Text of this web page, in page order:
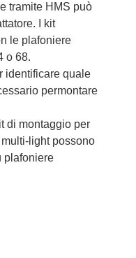
tramite HMS può
I kit
le plafoniere
o 68.
identificare quale
permontare
di montaggio per
light possono
plafoniere